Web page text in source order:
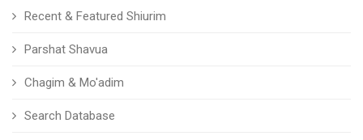
Recent & Featured Shiurim
Parshat Shavua
Chagim & Mo'adim
Search Database